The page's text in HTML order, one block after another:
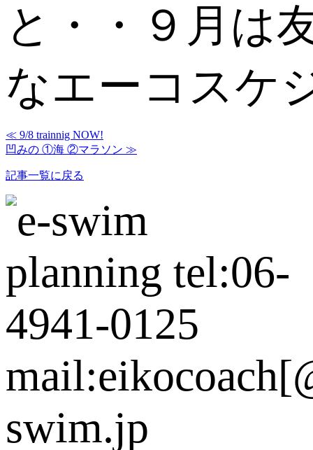
と・・９月は
なエーコスケ
≪ 9/8 trainnig NOW!
凹みの ①海 ②マラソン ≫
記事一覧に戻る